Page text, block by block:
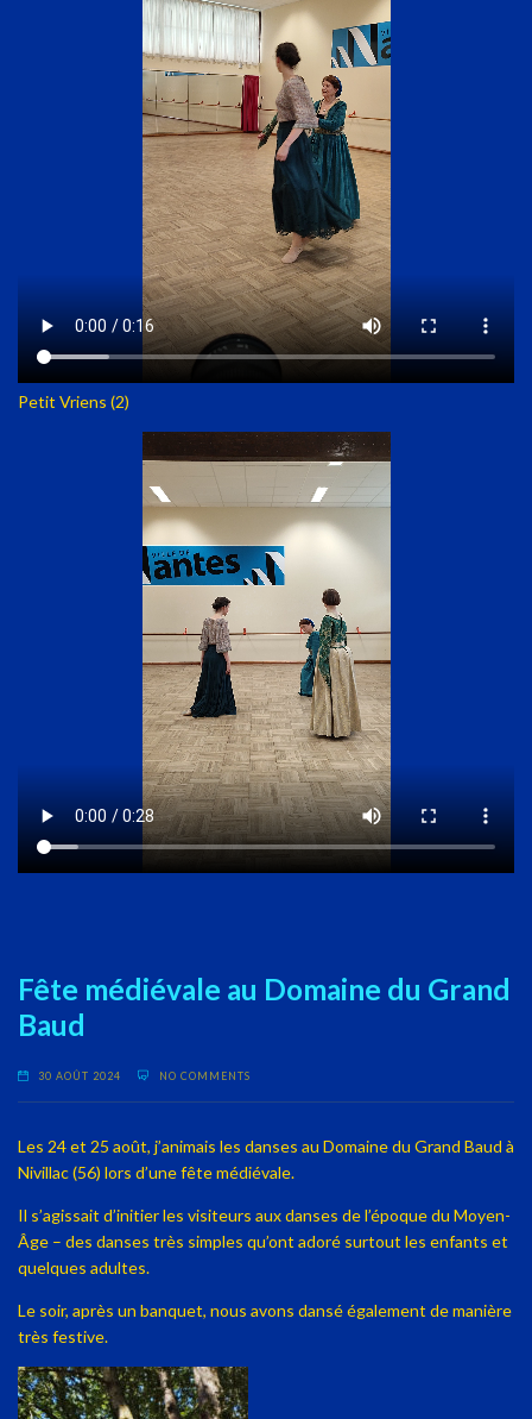
Petit Vriens (2)
Fête médiévale au Domaine du Grand
Baud
30 AOÛT 2024 NO COMMENTS
Les 24 et 25 août, j’animais les danses au Domaine du Grand Baud à
Nivillac (56) lors d’une fête médiévale.
Il s’agissait d’initier les visiteurs aux danses de l’époque du Moyen-
Âge – des danses très simples qu’ont adoré surtout les enfants et
quelques adultes.
Le soir, après un banquet, nous avons dansé également de manière
très festive.